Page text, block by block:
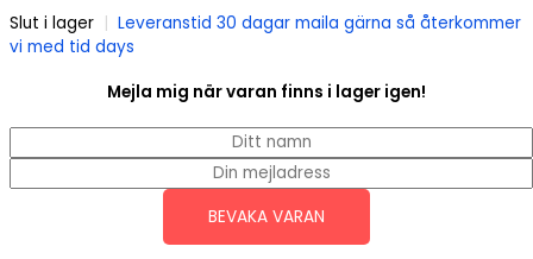
Slut i lager | Leveranstid 30 dagar maila gärna så återkommer
vi med tid days
Mejla mig när varan finns i lager igen!
BEVAKA VARAN